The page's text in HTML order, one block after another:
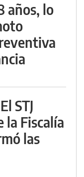
años, lo
STJ
la Fiscalía
las